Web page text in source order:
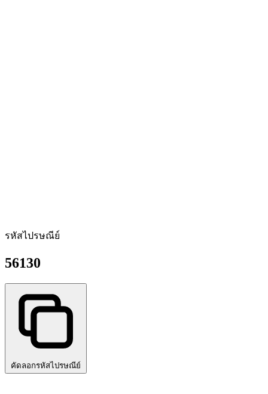
รหัสไปรษณีย์
56130
คัดลอกรหัสไปรษณีย์